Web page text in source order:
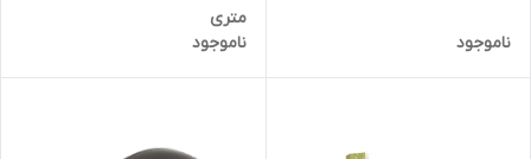
ناموجود
متری
ناموجود